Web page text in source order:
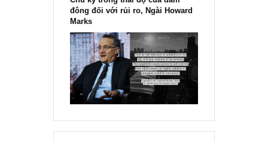
NEWS, TECH & QUOTES
Châm ngôn đầu tư: Tập kỷ luật luôn
ngành nghề nóng nhất, ngài Peter Lynch